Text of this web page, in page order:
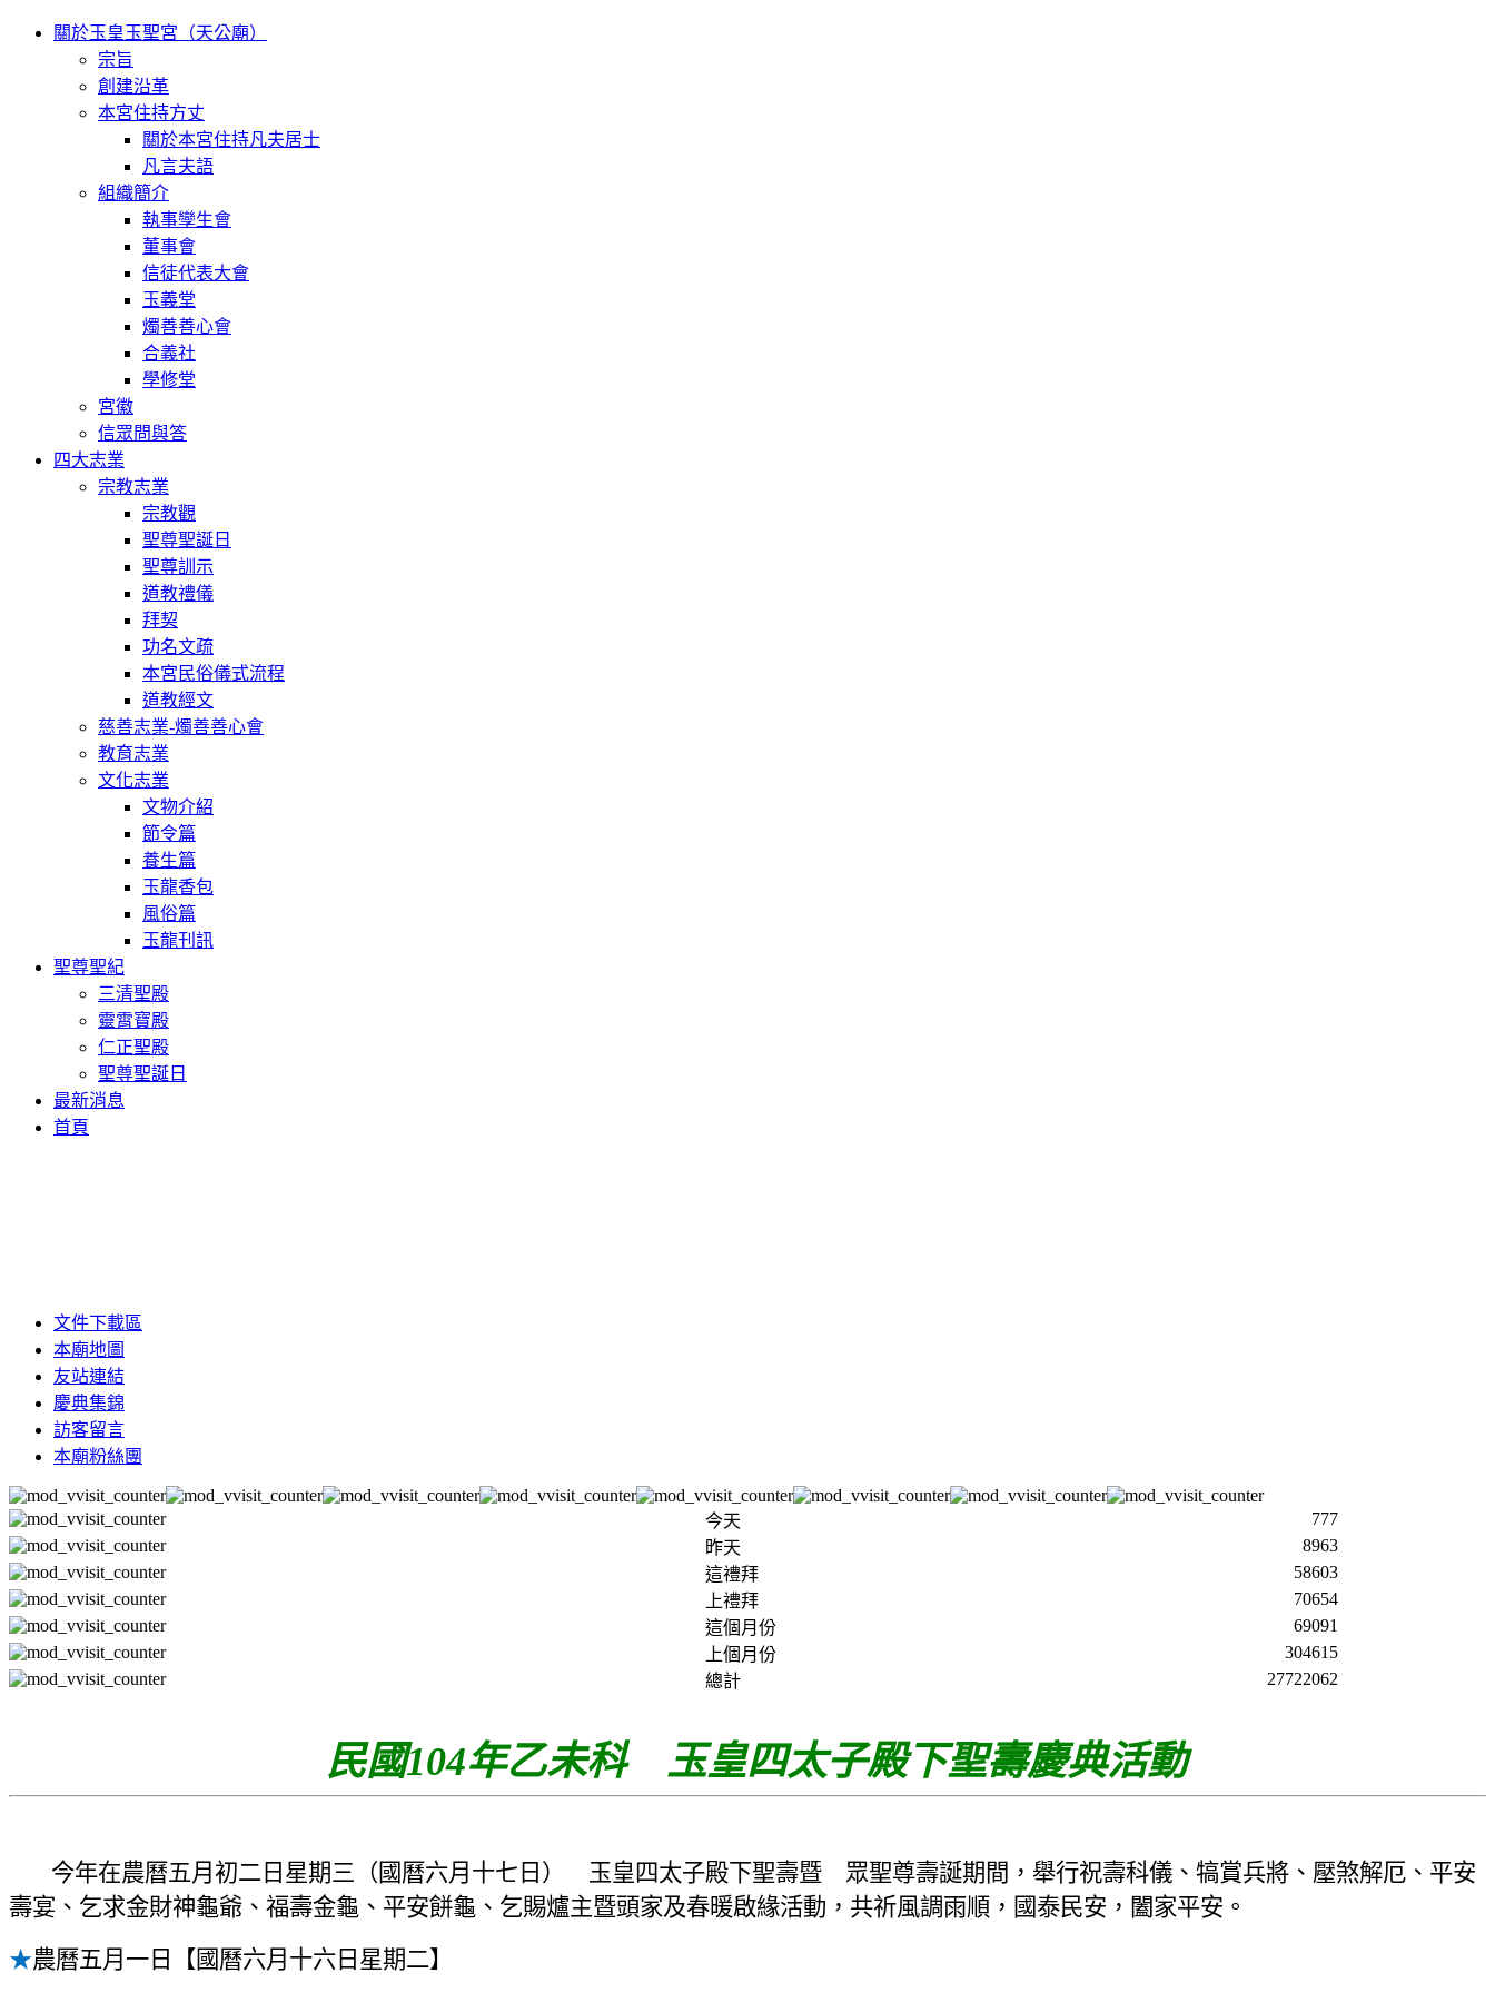
關於玉皇玉聖宮（天公廟）
宗旨
創建沿革
本宮住持方丈
關於本宮住持凡夫居士
凡言夫語
組織簡介
執事孿生會
董事會
信徒代表大會
玉義堂
燭善善心會
合義社
學修堂
宮徽
信眾問與答
四大志業
宗教志業
宗教觀
聖尊聖誕日
聖尊訓示
道教禮儀
拜契
功名文疏
本宮民俗儀式流程
道教經文
慈善志業-燭善善心會
教育志業
文化志業
文物介紹
節令篇
養生篇
玉龍香包
風俗篇
玉龍刊訊
聖尊聖紀
三清聖殿
靈霄寶殿
仁正聖殿
聖尊聖誕日
最新消息
首頁
文件下載區
本廟地圖
友站連結
慶典集錦
訪客留言
本廟粉絲團
今天
777
昨天
8963
這禮拜
58603
上禮拜
70654
這個月份
69091
上個月份
304615
總計
27722062
民國104年乙未科 玉皇四太子殿下聖壽慶典活動
今年在農曆五月初二日星期三（國曆六月十七日） 玉皇四太子殿下聖壽暨 眾聖尊壽誕期間，舉行祝壽科儀、犒賞兵將、壓煞解厄、平安
壽宴、乞求金財神龜爺、福壽金龜、平安餅龜、乞賜爐主暨頭家及春暖啟緣活動，共祈風調雨順，國泰民安，闔家平安。
★農曆五月一日【國曆六月 十六 日星期二】